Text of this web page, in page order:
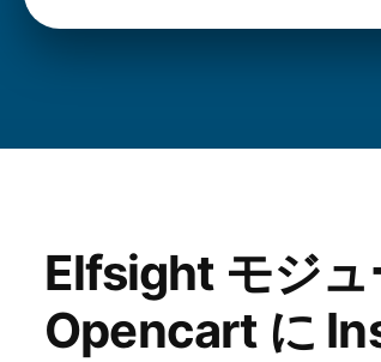
Elfsight モジュ
Opencart に